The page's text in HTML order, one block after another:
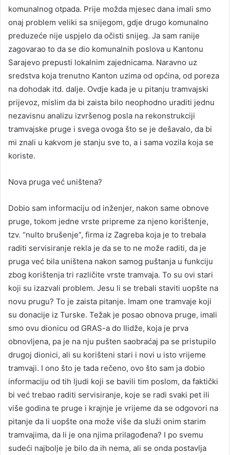
komunalnog otpada. Prije možda mjesec dana imali smo
onaj problem veliki sa snijegom, gdje drugo komunalno
preduzeće nije uspjelo da očisti snijeg. Ja sam ranije
zagovarao to da se dio komunalnih poslova u Kantonu
Sarajevo prepusti lokalnim zajednicama. Naravno uz
sredstva koja trenutno Kanton uzima od općina, od poreza
na dohodak itd. dalje. Ovdje kada je u pitanju tramvajski
prijevoz, mislim da bi zaista bilo neophodno uraditi jednu
nezavisnu analizu izvršenog posla na rekonstrukciji
tramvajske pruge i svega ovoga što se je dešavalo, da bi
mi znali u kakvom je stanju sve to, a i sama vozila koja se
koriste.
Nova pruga već uništena?
Dobio sam informaciju od inženjer, nakon same obnove
pruge, tokom jedne vrste pripreme za njeno korištenje,
tzv. “nulto brušenje”, firma iz Zagreba koja je to trebala
raditi servisiranje rekla je da se to ne može raditi, da je
pruga već bila uništena nakon samog puštanja u funkciju
zbog korištenja tri različite vrste tramvaja. To su ovi stari
koji su izazvali problem. Jesu li se trebali staviti uopšte na
novu prugu? To je zaista pitanje. Imam one tramvaje koji
su donacije iz Turske. Težak je posao obnova pruge, imali
smo ovu dionicu od GRAS-a do Ilidže, koja je prva
obnovljena, pa je na nju pušten saobraćaj pa se pristupilo
drugoj dionici, ali su korišteni stari i novi u isto vrijeme
tramvaji. I ono što je tada rečeno, ovo što sam ja dobio
informaciju od tih ljudi koji se bavili tim poslom, da faktički
bi već trebao raditi servisiranje, koje se radi svaki pet ili
više godina te pruge i krajnje je vrijeme da se odgovori na
pitanje da li uopšte ona može više da služi onim starim
tramvajima, da li je ona njima prilagođena? I po svemu
sudeći najbolje je bilo da ih nema, ali se onda postavlja